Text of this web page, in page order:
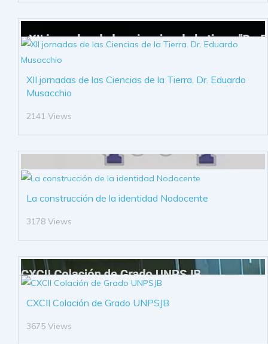
XII jornadas de las Ciencias de la Tierra. Dr. Eduardo
Musacchio
2141 Views
La construcción de la identidad Nodocente
3178 Views
CXCII Colación de Grado UNPSJB
3675 Views